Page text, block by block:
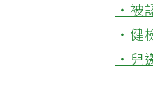
‧被
‧健
‧兒